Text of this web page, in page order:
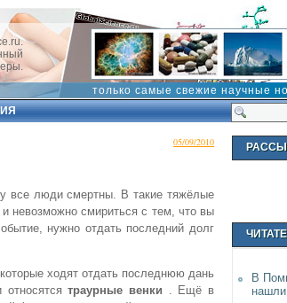
только самые свежие научные
05/09/2010
все люди смертны. В такие тяжёлые
невозможно смириться с тем, что вы
нужно отдать последний долг
ходят отдать последнюю дань
относятсятраурные венки . Ещё в
В